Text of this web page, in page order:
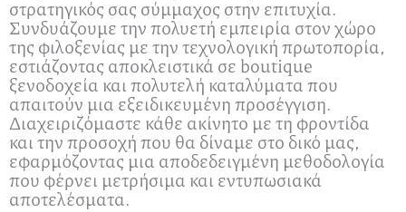
στρατηγικός σας σύμμαχος στην επιτυχία.
Συνδυάζουμε την πολυετή εμπειρία στον χώρο
της φιλοξενίας με την τεχνολογική πρωτοπορία,
εστιάζοντας αποκλειστικά σε boutique
ξενοδοχεία και πολυτελή καταλύματα που
απαιτούν μια εξειδικευμένη προσέγγιση.
Διαχειριζόμαστε κάθε ακίνητο με τη φροντίδα
και την προσοχή που θα δίναμε στο δικό μας,
εφαρμόζοντας μια αποδεδειγμένη μεθοδολογία
που φέρνει μετρήσιμα και εντυπωσιακά
αποτελέσματα.